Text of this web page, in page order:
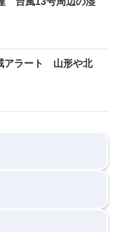
アラート 山形や北